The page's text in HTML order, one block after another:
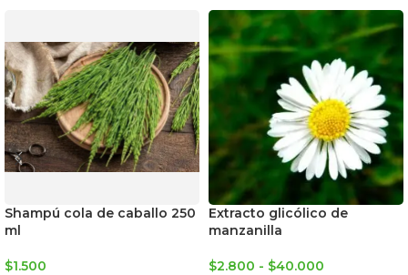
Shampú cola de caballo 250
ml
$1.500
Extracto glicólico de
manzanilla
$2.800 - $40.000